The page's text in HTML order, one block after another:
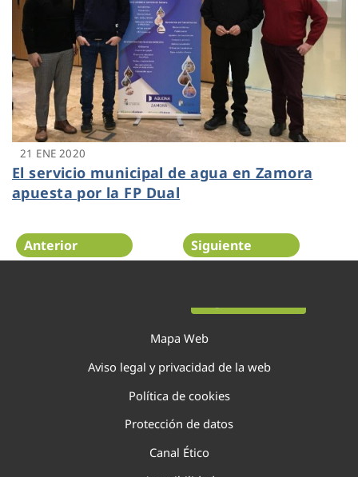
21 ENE 2020
El servicio municipal de agua en Zamora
apuesta por la FP Dual
Anterior Siguiente
Mapa Web
Aviso legal y privacidad de la web
Política de cookies
Protección de datos
Canal Ético